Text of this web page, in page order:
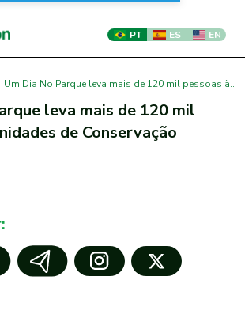
PT ES EN
Um Dia No Parque leva mais de 120 mil pessoas às Unidades de Conservação brasileiras
leva mais de 120 mil
de Conservação